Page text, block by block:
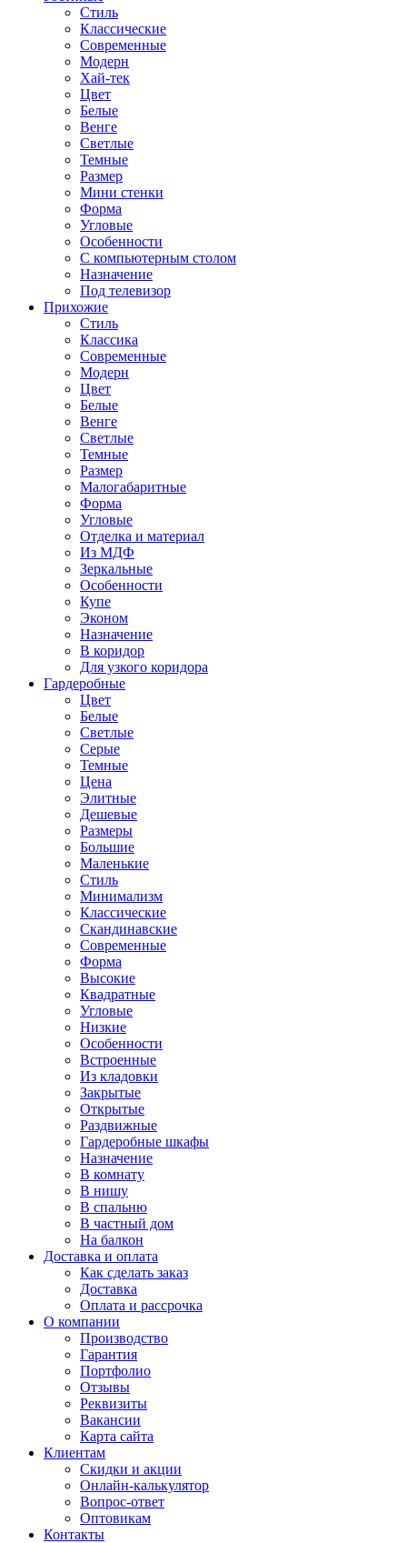
Стиль
Классические
Современные
Модерн
Хай-тек
Цвет
Белые
Венге
Светлые
Темные
Размер
Мини стенки
Форма
Угловые
Особенности
С компьютерным столом
Назначение
Под телевизор
Прихожие
Стиль
Классика
Современные
Модерн
Цвет
Белые
Венге
Светлые
Темные
Размер
Малогабаритные
Форма
Угловые
Отделка и материал
Из МДФ
Зеркальные
Особенности
Купе
Эконом
Назначение
В коридор
Для узкого коридора
Гардеробные
Цвет
Белые
Светлые
Серые
Темные
Цена
Элитные
Дешевые
Размеры
Большие
Маленькие
Стиль
Минимализм
Классические
Скандинавские
Современные
Форма
Высокие
Квадратные
Угловые
Низкие
Особенности
Встроенные
Из кладовки
Закрытые
Открытые
Раздвижные
Гардеробные шкафы
Назначение
В комнату
В нишу
В спальню
В частный дом
На балкон
Доставка и оплата
Как сделать заказ
Доставка
Оплата и рассрочка
О компании
Производство
Гарантия
Портфолио
Отзывы
Реквизиты
Вакансии
Карта сайта
Клиентам
Скидки и акции
Онлайн-калькулятор
Вопрос-ответ
Оптовикам
Контакты